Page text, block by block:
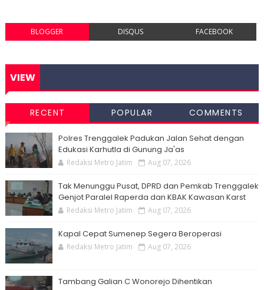
BLOGGER DISQUS FACEBOOK
VIEW
RECENT POPULAR COMMENTS
Polres Trenggalek Padukan Jalan Sehat dengan
Edukasi Karhutla di Gunung Ja'as
Redaksi Metro Jatim Aug 07, 2026
Tak Menunggu Pusat, DPRD dan Pemkab Trenggalek
Genjot Paralel Raperda dan KBAK Kawasan Karst
Redaksi Metro Jatim Aug 07, 2026
Kapal Cepat Sumenep Segera Beroperasi
Redaksi Metro Jatim Aug 07, 2026
Tambang Galian C Wonorejo Dihentikan